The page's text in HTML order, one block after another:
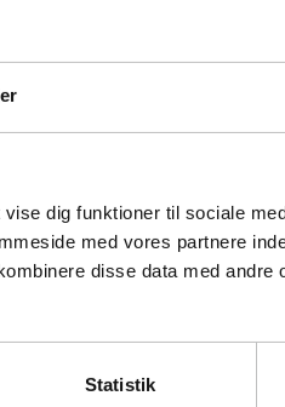
dig funktioner til sociale
med vores partnere
disse data med andre
Statistik